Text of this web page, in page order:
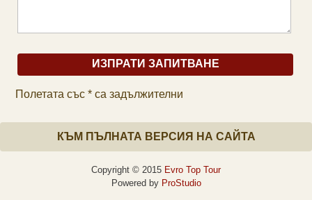
Полетата със * са задължителни
КЪМ ПЪЛНАТА ВЕРСИЯ НА САЙТА
Copyright © 2015 Evro Top Tour
Powered by ProStudio